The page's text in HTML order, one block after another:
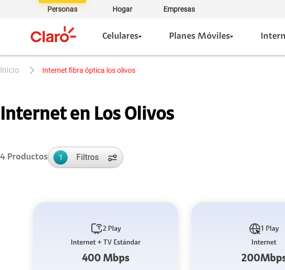
Personas Hogar Empresas
Celulares Planes Móviles
internet fibra óptica los olivos
Internet en Los Olivos
4 Productos 1 Filtros
2 Play
Internet + TV Estándar
400 Mbps
1 Play
Internet